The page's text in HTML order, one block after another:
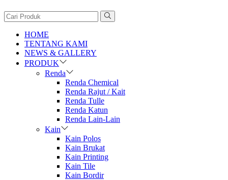
HOME
TENTANG KAMI
NEWS & GALLERY
PRODUK
Renda
Renda Chemical
Renda Rajut / Kait
Renda Tulle
Renda Katun
Renda Lain-Lain
Kain
Kain Polos
Kain Brukat
Kain Printing
Kain Tile
Kain Bordir